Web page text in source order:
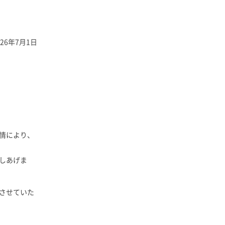
年7月1日
より、
あげま
せていた